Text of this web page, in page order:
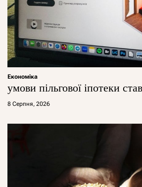
Економіка
умови пільгової іпотеки
8 Серпня, 2026